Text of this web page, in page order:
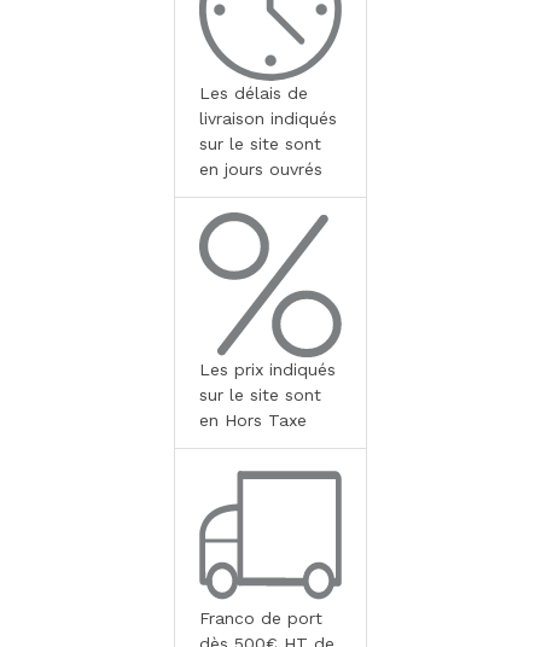
Les délais de
livraison indiqués
sur le site sont
en jours ouvrés
Les prix indiqués
sur le site sont
en Hors Taxe
Franco de port